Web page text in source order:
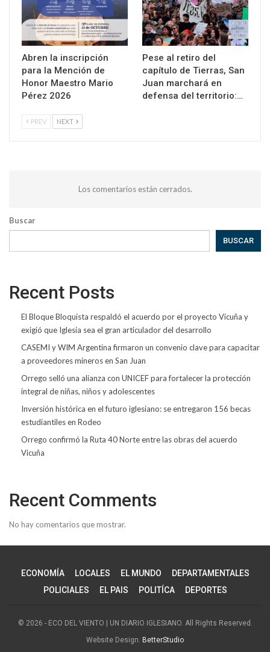
Abren la inscripción
para la Mención de
Honor Maestro Mario
Pérez 2026
Pese al retiro del
capítulo de Tierras, San
Juan marchará en
defensa del territorio:…
PREV NEXT
Los comentarios están cerrados.
Buscar
BUSCAR
Recent Posts
El Bloque Bloquista respaldó el acuerdo por el proyecto Vicuña y
exigió que Iglesia sea el gran articulador del desarrollo
CASEMI y WIM Argentina firmaron un convenio clave para capacitar
a proveedores mineros en San Juan
Orrego selló una alianza con UNICEF para fortalecer la protección
integral de niñas, niños y adolescentes
Inversión histórica en el futuro iglesiano: se entregaron 156 becas
estudiantiles en Rodeo
Orrego confirmó la Ruta 40 Norte entre las obras del acuerdo
Vicuña
Recent Comments
No hay comentarios que mostrar.
ECONOMÍA LOCALES EL MUNDO
DEPARTAMENTALES
POLICIALES
EL PAIS POLITÍCA DEPORTES
© 2026 - ECO DEL VIENTO | UN DIARIO IGLESIANO. All Rights Reserved.
Website Design: BetterStudio